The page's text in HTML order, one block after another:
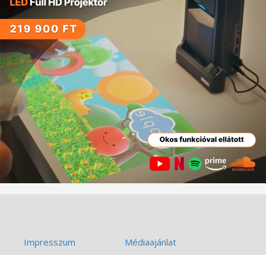
Impresszum Médiaajánlat